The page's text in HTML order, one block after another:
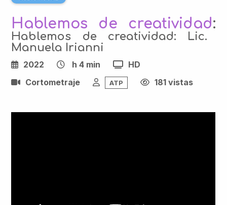
Hablemos de creatividad:
Hablemos de creatividad: Lic.
Manuela Irianni
2022 h 4 min
HD
Cortometraje
ATP 181 vistas